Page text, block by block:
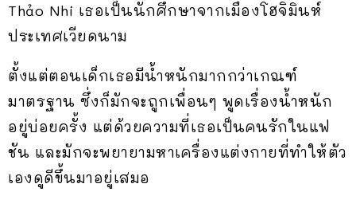
Thảo Nhi เธอเป็นนักศึกษาจากเมืองโฮจิมินห์
ประเทศเวียดนาม
ตั้งแต่ตอนเด็กเธอมีน้ำหนักมากกว่าเกณฑ์
มาตรฐาน ซึ่งก็มักจะถูกเพื่อนๆ พูดเรื่องน้ำหนัก
อยู่บ่อยครั้ง แต่ด้วยความที่เธอเป็นคนรักในแฟ
ชัน และมักจะพยายามหาเครื่องแต่งกายที่ทำให้ตัว
เองดูดีขึ้นมาอยู่เสมอ